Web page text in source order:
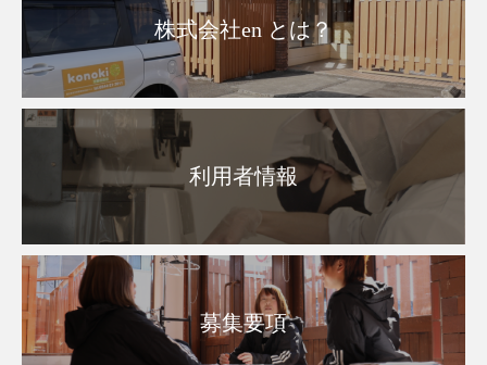
株式会社en とは？
利用者情報
募集要項